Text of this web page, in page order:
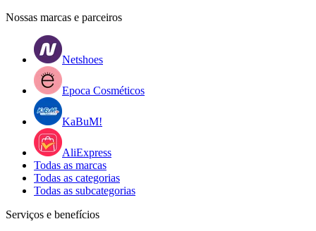
Nossas marcas e parceiros
Netshoes
Epoca Cosméticos
KaBuM!
AliExpress
Todas as marcas
Todas as categorias
Todas as subcategorias
Serviços e benefícios